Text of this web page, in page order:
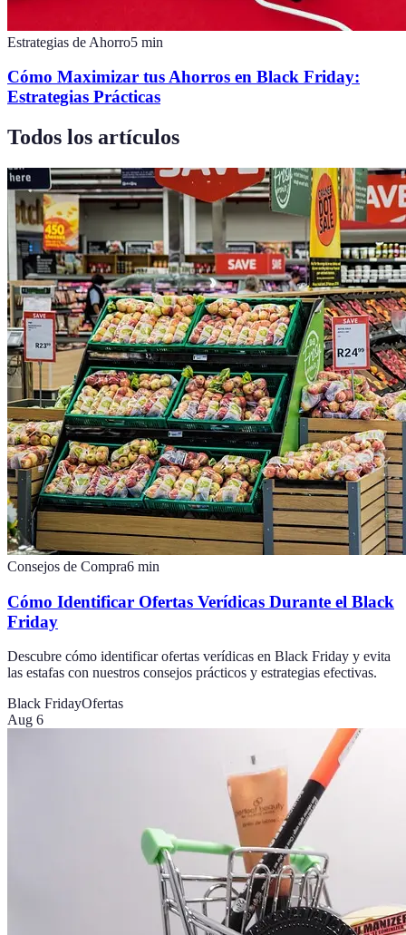
Estrategias de Ahorro5 min
Cómo Maximizar tus Ahorros en Black Friday:
Estrategias Prácticas
Todos los artículos
Consejos de Compra6 min
Cómo Identificar Ofertas Verídicas Durante el Black
Friday
Descubre cómo identificar ofertas verídicas en Black Friday y evita
las estafas con nuestros consejos prácticos y estrategias efectivas.
Black FridayOfertas
Aug 6